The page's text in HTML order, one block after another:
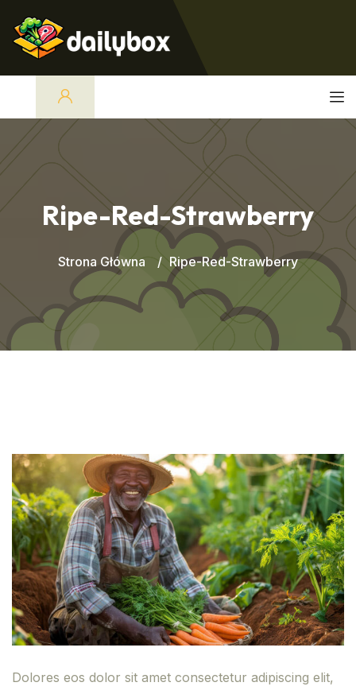
Ripe-Red-Strawberry
Strona Główna Ripe-Red-Strawberry
Dolores eos dolor sit amet consectetur adipiscing elit,